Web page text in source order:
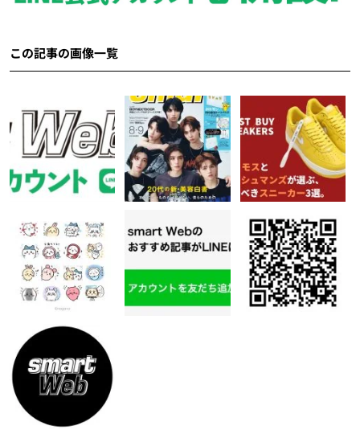
この記事の画像一覧